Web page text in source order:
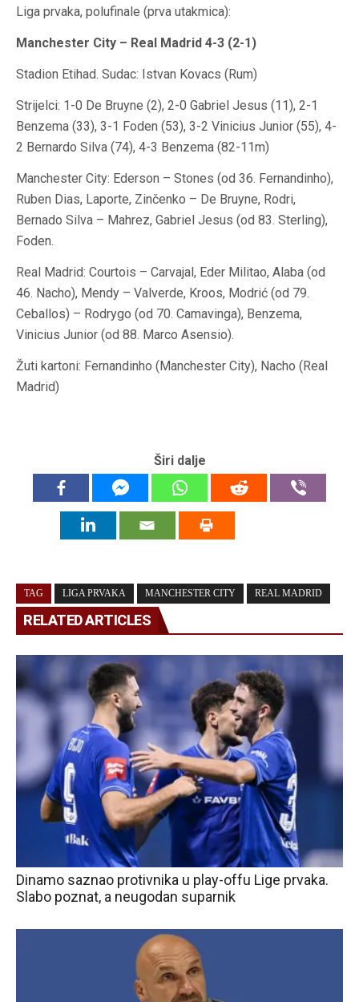
Liga prvaka, polufinale (prva utakmica):
Manchester City – Real Madrid 4-3 (2-1)
Stadion Etihad. Sudac: Istvan Kovacs (Rum)
Strijelci: 1-0 De Bruyne (2), 2-0 Gabriel Jesus (11), 2-1
Benzema (33), 3-1 Foden (53), 3-2 Vinicius Junior (55), 4-
2 Bernardo Silva (74), 4-3 Benzema (82-11m)
Manchester City: Ederson – Stones (od 36. Fernandinho),
Ruben Dias, Laporte, Zinčenko – De Bruyne, Rodri,
Bernado Silva – Mahrez, Gabriel Jesus (od 83. Sterling),
Foden.
Real Madrid: Courtois – Carvajal, Eder Militao, Alaba (od
46. Nacho), Mendy – Valverde, Kroos, Modrić (od 79.
Ceballos) – Rodrygo (od 70. Camavinga), Benzema,
Vinicius Junior (od 88. Marco Asensio).
Žuti kartoni: Fernandinho (Manchester City), Nacho (Real
Madrid)
Širi dalje
TAG LIGA PRVAKA MANCHESTER CITY REAL MADRID
RELATED ARTICLES
Dinamo saznao protivnika u play-offu Lige prvaka.
Slabo poznat, a neugodan suparnik